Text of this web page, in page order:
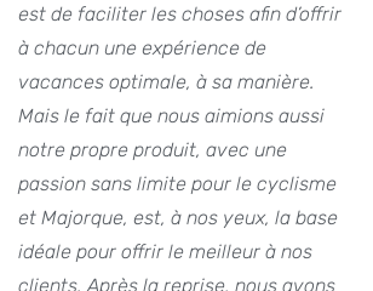
est de faciliter les choses afin d’offrir
à chacun une expérience de
vacances optimale, à sa manière.
Mais le fait que nous aimions aussi
notre propre produit, avec une
passion sans limite pour le cyclisme
et Majorque, est, à nos yeux, la base
idéale pour offrir le meilleur à nos
clients. Après la reprise, nous avons